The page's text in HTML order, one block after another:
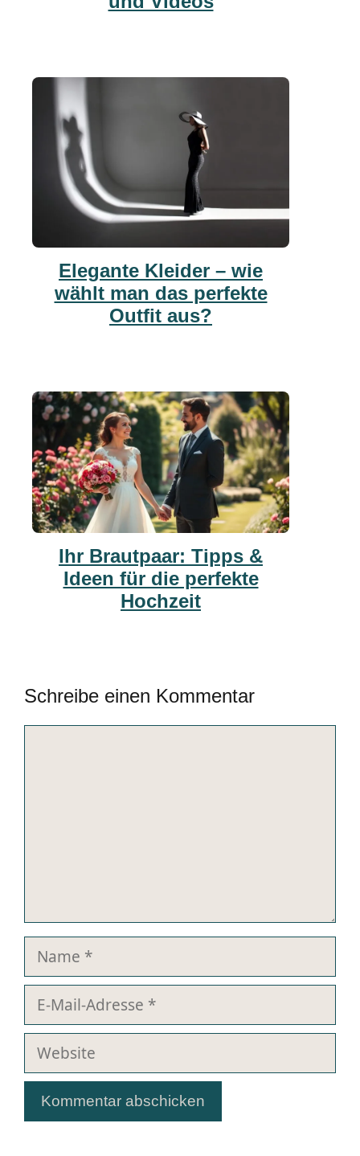
Elegante Kleider – wie
wählt man das perfekte
Outfit aus?
Ihr Brautpaar: Tipps &
Ideen für die perfekte
Hochzeit
Schreibe einen Kommentar
Name
Mail-
Adresse
Website